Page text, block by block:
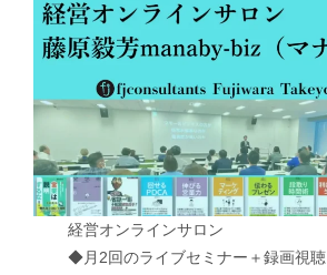
経営オンラインサロン
◆月2回のライブセミナー＋録画視聴